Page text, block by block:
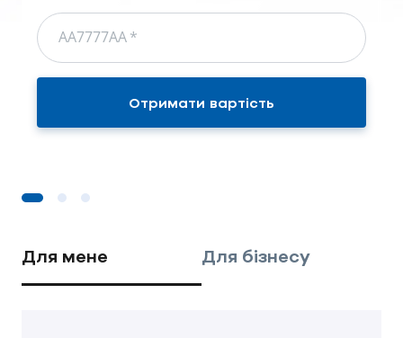
АА7777АА*
Отримати вартість
Для мене Для бізнесу